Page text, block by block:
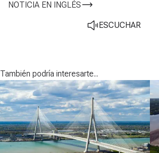
NOTICIA EN INGLÉS
ESCUCHAR
También podría interesarte...